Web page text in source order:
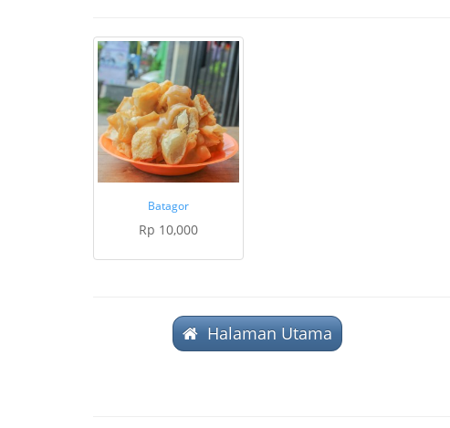
Batagor
Rp 10,000
Halaman Utama